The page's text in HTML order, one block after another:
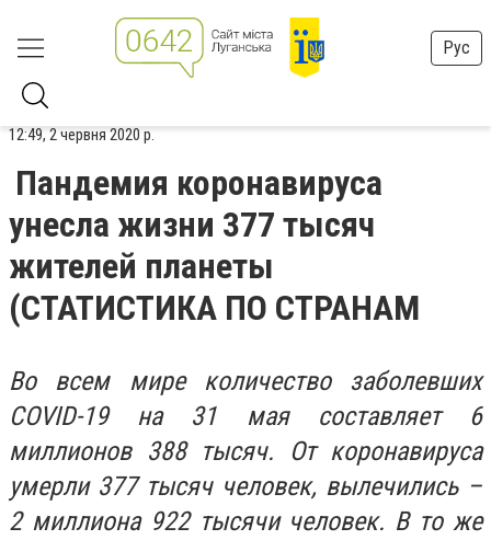
Рус
12:49, 2 червня 2020 р.
Пандемия коронавируса
унесла жизни 377 тысяч
жителей планеты
(СТАТИСТИКА ПО СТРАНАМ
Во всем мире количество заболевших
СOVID-19 на 31 мая составляет 6
миллионов 388 тысяч. От коронавируса
умерли 377 тысяч человек, вылечились –
2 миллиона 922 тысячи человек. В то же